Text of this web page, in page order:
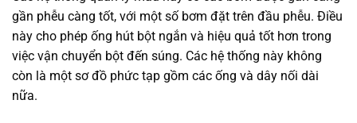
gần phễu càng tốt, với một số bơm đặt trên đầu phễu. Điều
này cho phép ống hút bột ngắn và hiệu quả tốt hơn trong
việc vận chuyển bột đến súng. Các hệ thống này không
còn là một sơ đồ phức tạp gồm các ống và dây nối dài
nữa.